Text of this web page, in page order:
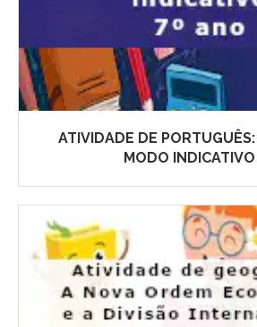
ATIVIDADE DE
MODO